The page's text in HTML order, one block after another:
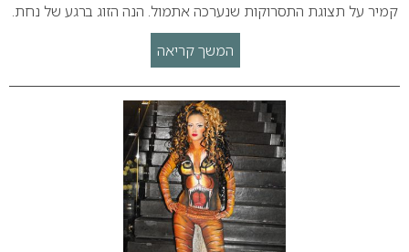
קמיר על תצוגת התסרוקות שנערכה אתמול. הנה הזוג ברגע של נחת.
המשך קריאה